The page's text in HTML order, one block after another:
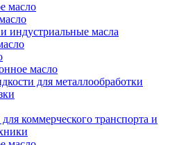
масло
масла
масло
для металлообработки
коммерческого транспорта и